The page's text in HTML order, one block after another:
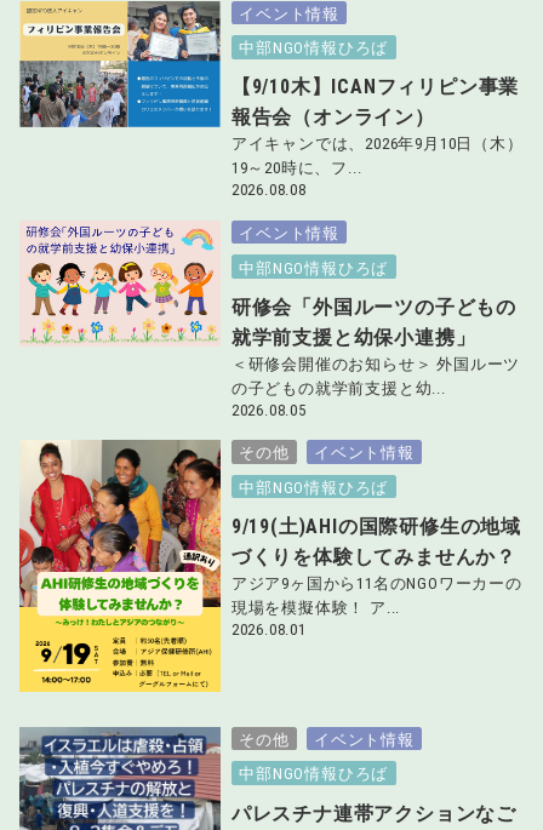
イベント情報
中部NGO情報ひろば
【9/10木】ICANフィリピン事業
報告会（オンライン）
アイキャンでは、2026年9月10日（木）
19～20時に、フ...
2026.08.08
イベント情報
中部NGO情報ひろば
研修会「外国ルーツの子どもの
就学前支援と幼保小連携」
＜研修会開催のお知らせ＞ 外国ルーツ
の子どもの就学前支援と幼...
2026.08.05
その他
イベント情報
中部NGO情報ひろば
9/19(土)AHIの国際研修生の地域
づくりを体験してみませんか？
アジア9ヶ国から11名のNGOワーカーの
現場を模擬体験！ ア...
2026.08.01
その他
イベント情報
中部NGO情報ひろば
パレスチナ連帯アクションなご